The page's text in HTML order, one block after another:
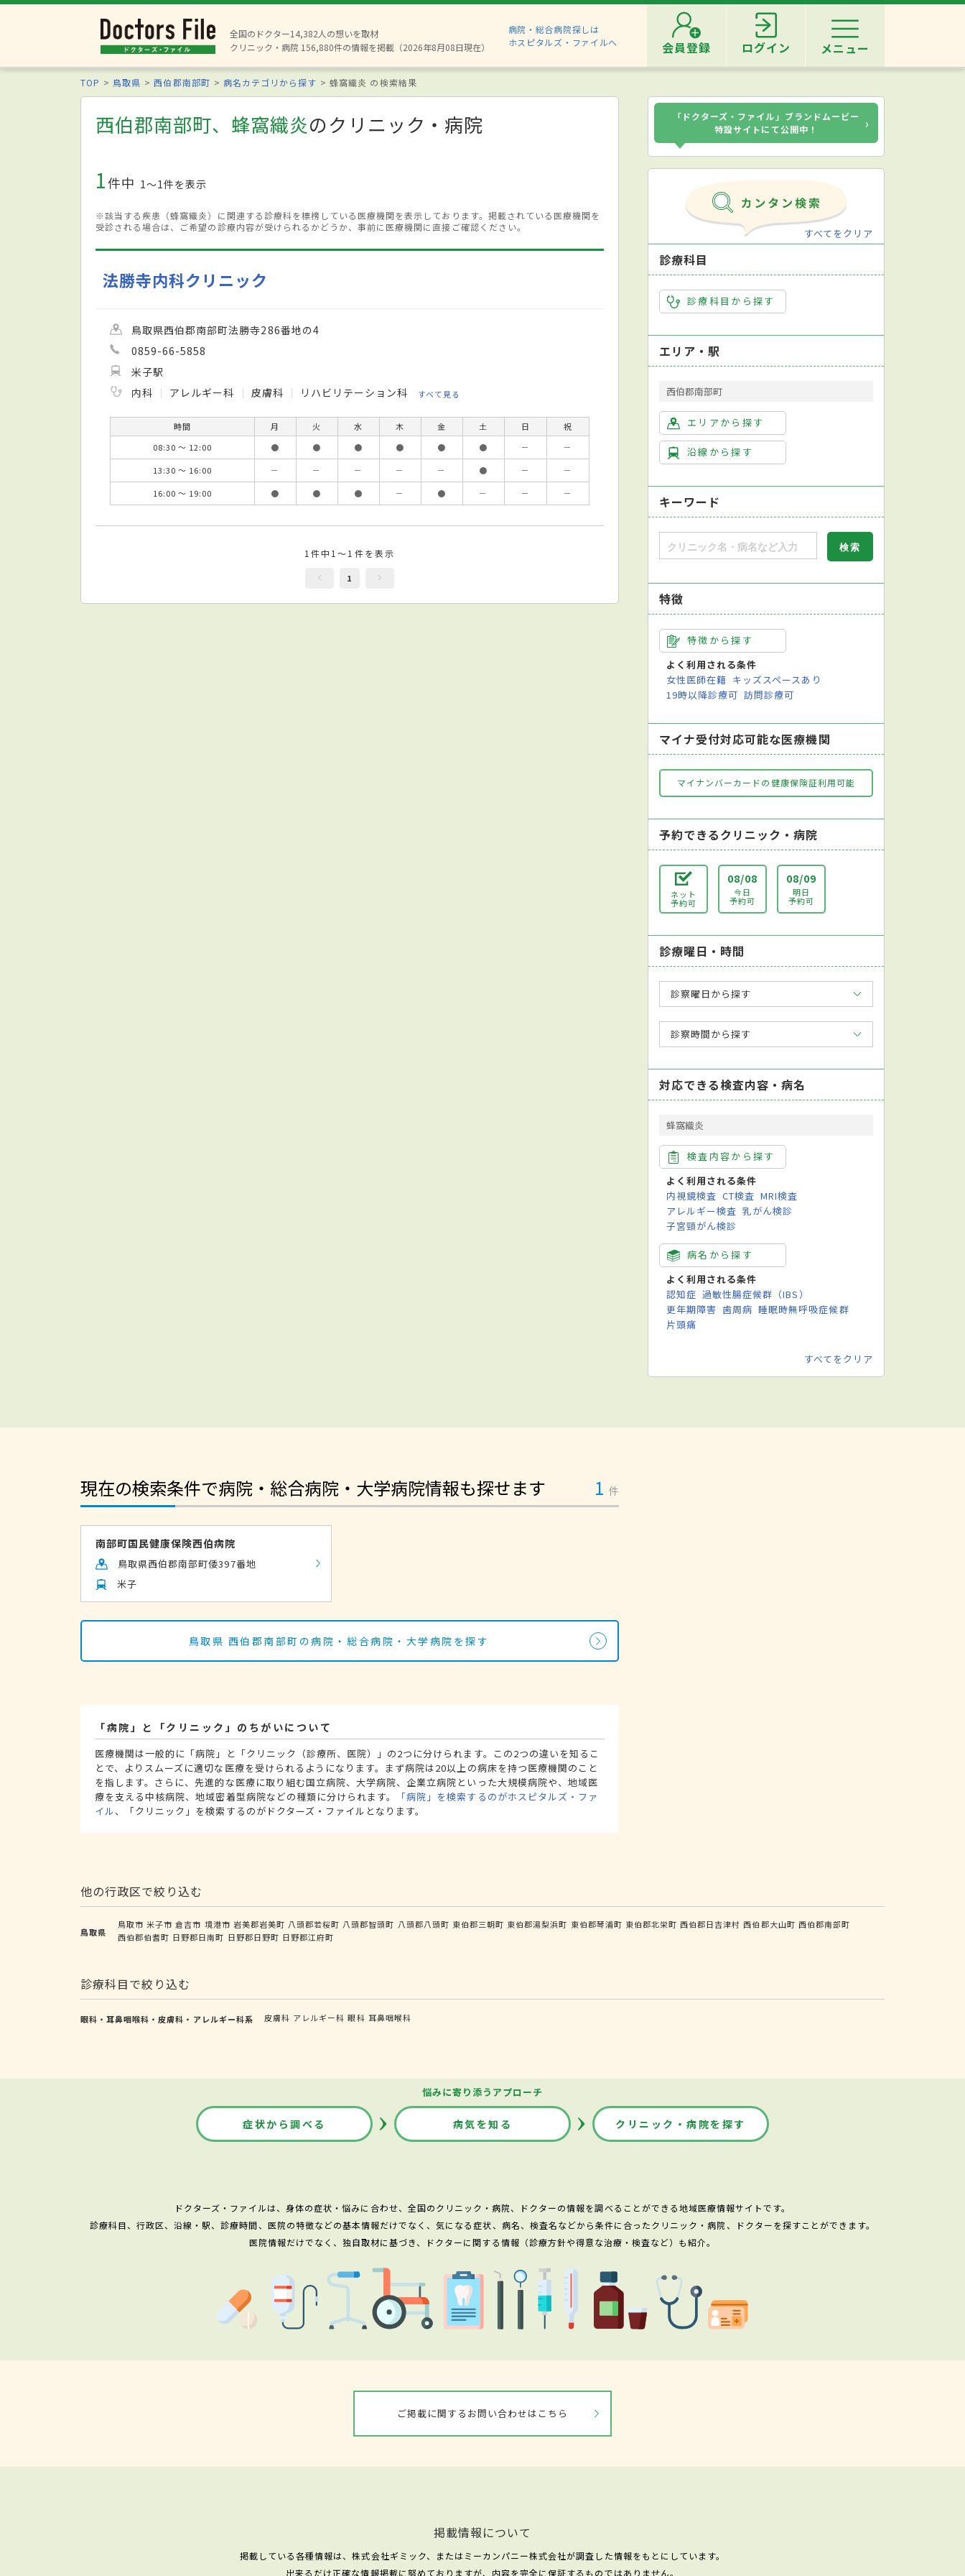
全国のドクター14,382人の想いを取材
クリニック・病院 156,880件の情報を掲載（2026年8月08日現在）
病院・総合病院探しは
ホスピタルズ・ファイルへ
会員登録 ログイン メニュー
TOP 鳥取県 西伯郡南部町 病名カテゴリから探す 蜂窩織炎 の検索結果
西伯郡南部町、蜂窩織炎のクリニック・病院
1件中 1〜1件を表示
※該当する疾患（蜂窩織炎）に関連する診療科を標榜している医療機関を表示しております。掲載されている医療機関を
受診される場合は、ご希望の診療内容が受けられるかどうか、事前に医療機関に直接ご確認ください。
法勝寺内科クリニック
鳥取県西伯郡南部町法勝寺286番地の4
0859-66-5858
米子駅
内科
アレルギー科 皮膚科 リハビリテーション科 すべて見る
時間 月 火 水 木 金 土 日
祝
08:30 ～ 12:00
● ● ● ● ● ● －
－
13:30 ～ 16:00
－ － － － － ● －
－
16:00 ～ 19:00
● ● ● － ● － － －
1件中1～1件を表示
1
「ドクターズ・ファイル」ブランドムービー
特設サイトにて公開中！
›
すべてをクリア
診療科目
診療科目から探す
エリア・駅
西伯郡南部町
エリアから探す
沿線から探す
キーワード
特徴
特徴から探す
よく利用される条件
女性医師在籍 キッズスペースあり
19時以降診療可 訪問診療可
マイナ受付対応可能な医療機関
マイナンバーカードの健康保険証利用可能
予約できるクリニック・病院
ネット
予約可
08/08
今日
予約可
08/09
明日
予約可
診療曜日・時間
診察曜日から探す
診察時間から探す
対応できる検査内容・病名
蜂窩織炎
検査内容から探す
よく利用される条件
内視鏡検査 CT検査 MRI検査
アレルギー検査 乳がん検診
子宮頸がん検診
病名から探す
よく利用される条件
認知症 過敏性腸症候群（IBS）
更年期障害 歯周病 睡眠時無呼吸症候群
片頭痛
すべてをクリア
現在の検索条件で病院・総合病院・大学病院情報も探せます 1 件
南部町国民健康保険西伯病院
鳥取県西伯郡南部町倭397番地
米子
鳥取県 西伯郡南部町の病院・総合病院・大学病院を探す
「病院」と「クリニック」のちがいについて
医療機関は一般的に「病院」と「クリニック（診療所、医院）」の2つに分けられます。この2つの違いを知るこ
とで、よりスムーズに適切な医療を受けられるようになります。まず病院は20以上の病床を持つ医療機関のこと
を指します。さらに、先進的な医療に取り組む国立病院、大学病院、企業立病院といった大規模病院や、地域医
療を支える中核病院、地域密着型病院などの種類に分けられます。
「病院」を検索するのがホスピタルズ・ファ
イル、「クリニック」を検索するのがドクターズ・ファイルとなります。
他の行政区で絞り込む
鳥取県
鳥取市 米子市 倉吉市 境港市 岩美郡岩美町 八頭郡若桜町 八頭郡智頭町 八頭郡八頭町 東伯郡三朝町 東伯郡湯梨浜町 東伯郡琴浦町 東伯郡北栄町 西伯郡日吉津村 西伯郡大山町 西伯郡南部町
西伯郡伯耆町 日野郡日南町 日野郡日野町 日野郡江府町
診療科目で絞り込む
眼科・耳鼻咽喉科・皮膚科・アレルギー科系 皮膚科 アレルギー科 眼科 耳鼻咽喉科
悩みに寄り添うアプローチ
症状から調べる 病気を知る クリニック・病院を探す
ドクターズ・ファイルは、身体の症状・悩みに合わせ、全国のクリニック・病院、ドクターの情報を調べることができる地域医療情報サイトです。
診療科目、行政区、沿線・駅、診療時間、医院の特徴などの基本情報だけでなく、気になる症状、病名、検査名などから条件に合ったクリニック・病院、ドクターを探すことができます。
医院情報だけでなく、独自取材に基づき、ドクターに関する情報（診療方針や得意な治療・検査など）も紹介。
ご掲載に関するお問い合わせはこちら
掲載情報について
掲載している各種情報は、株式会社ギミック、またはミーカンパニー株式会社が調査した情報をもとにしています。
出来るだけ正確な情報掲載に努めておりますが、内容を完全に保証するものではありません。